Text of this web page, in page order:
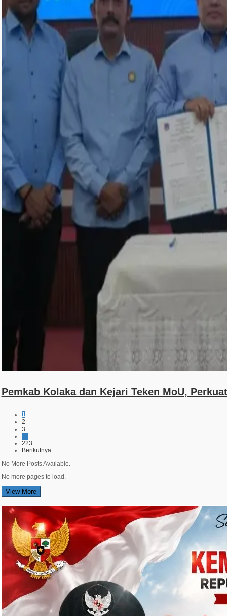
Pemkab Kolaka dan Kejari Teken MoU,
1
2
3
…
223
Berikutnya
No More Posts Available.
No more pages to load.
View More